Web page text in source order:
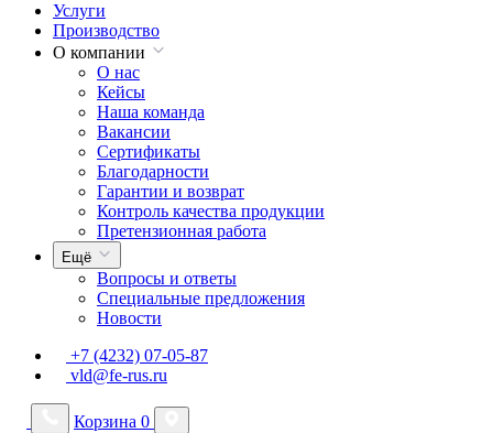
Услуги
Производство
О компании
О нас
Кейсы
Наша команда
Вакансии
Сертификаты
Благодарности
Гарантии и возврат
Контроль качества продукции
Претензионная работа
Ещё
Вопросы и ответы
Специальные предложения
Новости
+7 (4232) 07-05-87
vld@fe-rus.ru
Корзина 0